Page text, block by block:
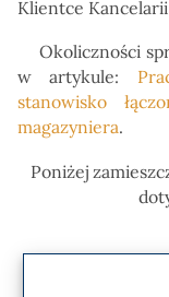
Klientce Kancelarii
Okoliczności
w artykule:
stanowisko
magazyniera.
Poniżej